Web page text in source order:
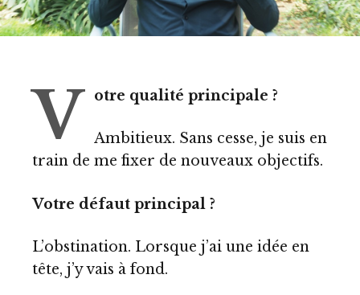
V otre qualité principale ?
Ambitieux. Sans cesse, je suis en
train de me fixer de nouveaux objectifs.
Votre défaut principal ?
L’obstination. Lorsque j’ai une idée en
tête, j’y vais à fond.